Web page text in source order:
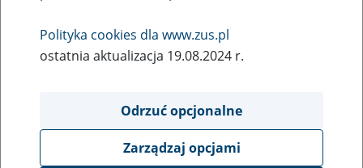
30
kwietnia
2019
Krajowa Izba Odwoławcza potwierdziła, że Zakład
Ubezpieczeń Społecznych miał pełne prawo
zawrzeć umowę w trybie z wolnej ręki na usługę
Polityka cookies dla www.zus.pl
ostatnia aktualizacja 19.08.2024 r.
Odrzuć opcjonalne
Zarządzaj opcjami